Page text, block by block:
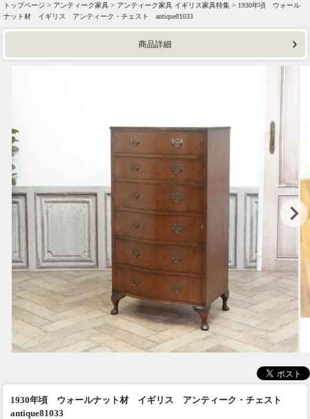
トップページ > アンティーク家具 > アンティーク家具 イギリス家具特集 > 1930年頃 ウォール
ナット材 イギリス アンティーク・チェスト antique81033
商品詳細
1930年頃 ウォールナット材 イギリス アンティーク・チェスト
antique81033